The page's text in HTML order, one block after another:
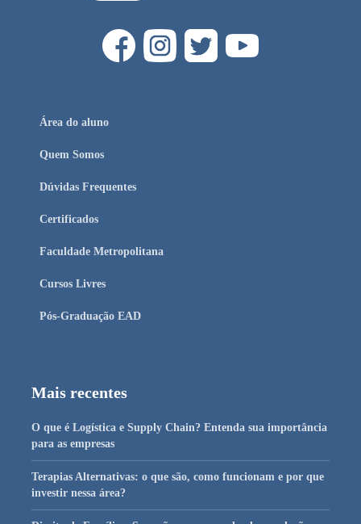
Área do aluno
Quem Somos
Dúvidas Frequentes
Certificados
Faculdade Metropolitana
Cursos Livres
Pós-Graduação EAD
Mais recentes
O que é Logística e Supply Chain? Entenda sua importância
para as empresas
Terapias Alternativas: o que são, como funcionam e por que
investir nessa área?